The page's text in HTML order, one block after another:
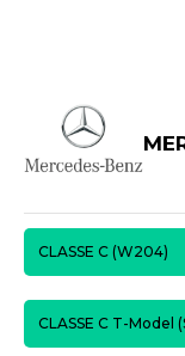
CLASSE C (W204)
CLASSE C T-Model